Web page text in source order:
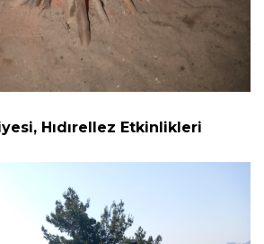
Hıdırellez Etkinlikleri